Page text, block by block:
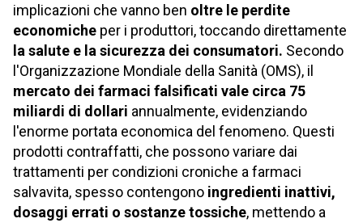
implicazioni che vanno ben oltre le perdite
economiche per i produttori, toccando direttamente
la salute e la sicurezza dei consumatori. Secondo
l'Organizzazione Mondiale della Sanità (OMS), il
mercato dei farmaci falsificati vale circa 75
miliardi di dollari annualmente, evidenziando
l'enorme portata economica del fenomeno. Questi
prodotti contraffatti, che possono variare dai
trattamenti per condizioni croniche a farmaci
salvavita, spesso contengono ingredienti inattivi,
dosaggi errati o sostanze tossiche, mettendo a